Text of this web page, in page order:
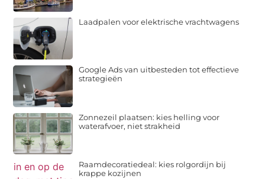
Laadpalen voor elektrische vrachtwagens
Google Ads van uitbesteden tot effectieve
strategieën
Zonnezeil plaatsen: kies helling voor
waterafvoer, niet strakheid
Raamdecoratiedeal: kies rolgordijn bij
krappe kozijnen